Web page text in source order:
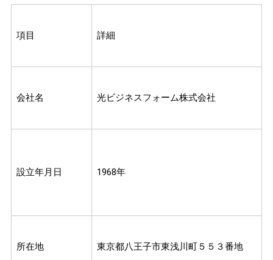
項目 詳細
会社名 光ビジネスフォーム株式会社
設立年月日 1968年
所在地 東京都八王子市東浅川町５５３番地